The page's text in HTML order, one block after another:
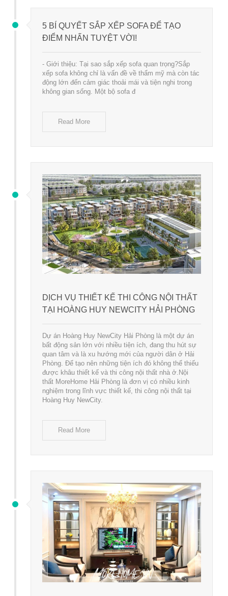
5 BÍ QUYẾT SẮP XẾP SOFA ĐỂ TẠO
ĐIỂM NHẤN TUYỆT VỜI!
- Giới thiệu: Tại sao sắp xếp sofa quan trọng?Sắp
xếp sofa không chỉ là vấn đề về thẩm mỹ mà còn tác
động lớn đến cảm giác thoải mái và tiện nghi trong
không gian sống. Một bộ sofa đ
Read More
DỊCH VỤ THIẾT KẾ THI CÔNG NỘI THẤT
TẠI HOÀNG HUY NEWCITY HẢI PHÒNG
Dự án Hoàng Huy NewCity Hải Phòng là một dự án
bất động sản lớn với nhiều tiện ích, đang thu hút sự
quan tâm và là xu hướng mới của người dân ở Hải
Phòng. Để tạo nên những tiện ích đó không thể thiếu
được khâu thiết kế và thi công nội thất nhà ở.Nội
thất MoreHome Hải Phòng là đơn vị có nhiều kinh
nghiệm trong lĩnh vực thiết kế, thi công nội thất tại
Hoàng Huy NewCity.
Read More